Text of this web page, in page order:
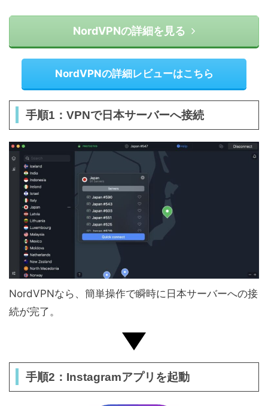
NordVPNの詳細を見る
NordVPNの詳細レビューはこちら
手順1：VPNで日本サーバーへ接続
NordVPNなら、簡単操作で瞬時に日本サーバーへの接
続が完了。
手順2：Instagramアプリを起動